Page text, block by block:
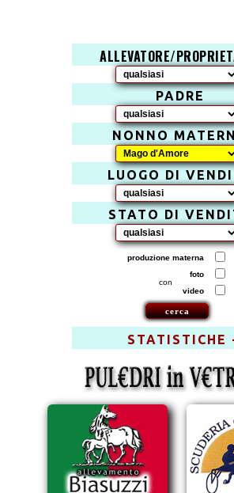
ALLEVATORE/
PADRE
NONNO
LUOGO DI
STATO DI
produzione materna
con
foto
video
STATISTICHE